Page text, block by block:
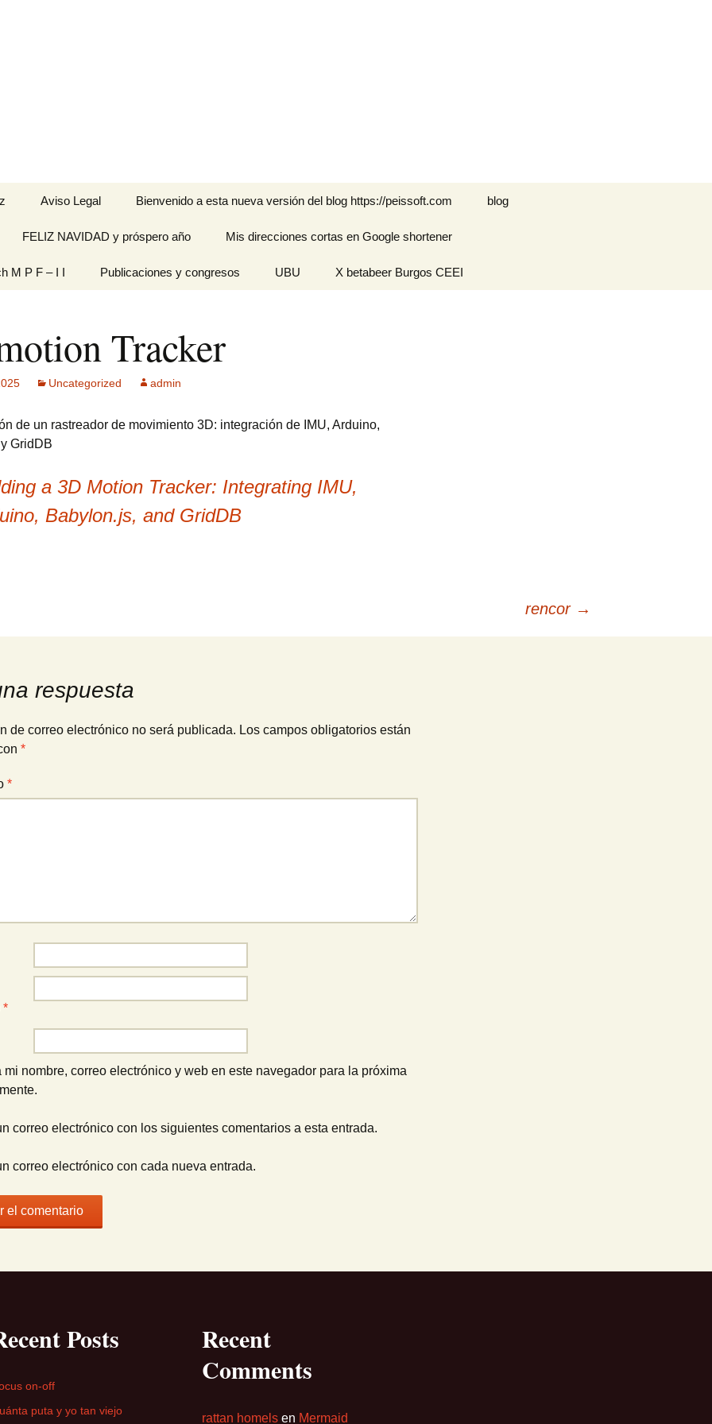
Aviso Legal Bienvenido a esta nueva versión del blog https://peissoft.com blog
de
pantalla
FELIZ NAVIDAD y próspero año Mis direcciones cortas en Google shortener
M P F – I I
M P F – I
MPF-II
Multitech
usuarios
Publicaciones y congresos UBU X betabeer Burgos CEEI
Tracker
Uncategorized admin
de un rastreador de movimiento 3D: integración de IMU, Arduino,
GridDB
a 3D Motion Tracker: Integrating IMU,
Babylon.js, and GridDB
rencor →
respuesta
de correo electrónico no será publicada. Los campos obligatorios están
*
*
*
mi nombre, correo electrónico y web en este navegador para la próxima
correo electrónico con los siguientes comentarios a esta entrada.
correo electrónico con cada nueva entrada.
Posts
on-off
puta y yo tan viejo
Recent
Comments
rattan homels en Mermaid